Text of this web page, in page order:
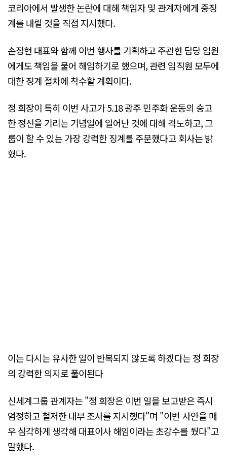
코리아에서 발생한 논란에 대해 책임자 및 관계자에게 중징
계를 내릴 것을 직접 지시했다.
손정현 대표와 함께 이번 행사를 기획하고 주관한 담당 임원
에게도 책임을 물어 해임하기로 했으며, 관련 임직원 모두에
대한 징계 절차에 착수할 계획이다.
정 회장이 특히 이번 사고가 5.18 광주 민주화 운동의 숭고
한 정신을 기리는 기념일에 일어난 것에 대해 격노하고, 그
룹이 할 수 있는 가장 강력한 징계를 주문했다고 회사는 밝
혔다.
이는 다시는 유사한 일이 반복되지 않도록 하겠다는 정 회장
의 강력한 의지로 풀이된다
신세계그룹 관계자는 "정 회장은 이번 일을 보고받은 즉시
엄정하고 철저한 내부 조사를 지시했다"며 "이번 사안을 매
우 심각하게 생각해 대표이사 해임이라는 초강수를 뒀다"고
말했다.